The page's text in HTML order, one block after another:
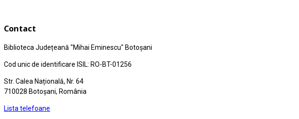
Contact
Biblioteca Județeană "Mihai Eminescu" Botoșani
Cod unic de identificare ISIL: RO-BT-01256
Str. Calea Națională, Nr. 64
710028 Botoșani, România
Lista telefoane